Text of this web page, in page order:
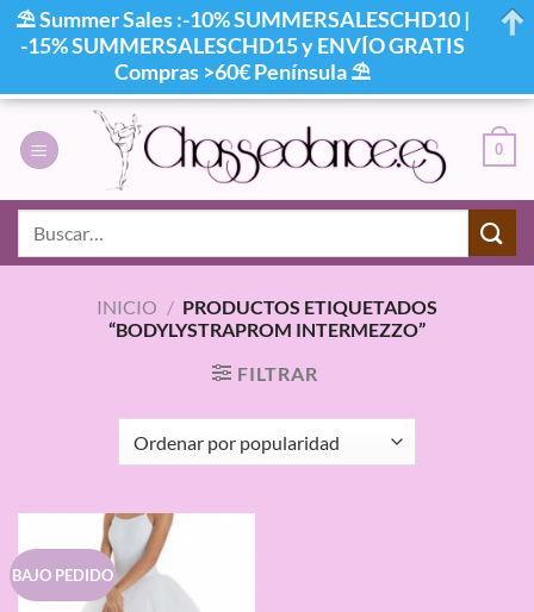
contenido
0
INICIO / PRODUCTOS ETIQUETADOS
“BODYLYSTRAPROM INTERMEZZO”
FILTRAR
BAJO PEDIDO
⛱ Summer Sales :-10% SUMMERSALESCHD10 |
-15% SUMMERSALESCHD15 y ENVÍO GRATIS
Compras >60€ Península ⛱